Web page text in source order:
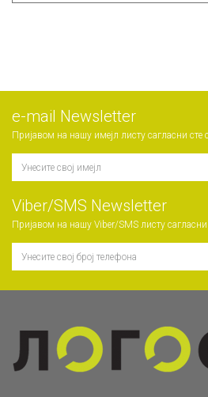
е-mail Newsletter
Пријавом на нашу имејл листу сагласни сте
Viber/SMS Newsletter
Пријавом на нашу Viber/SMS листу сагласни